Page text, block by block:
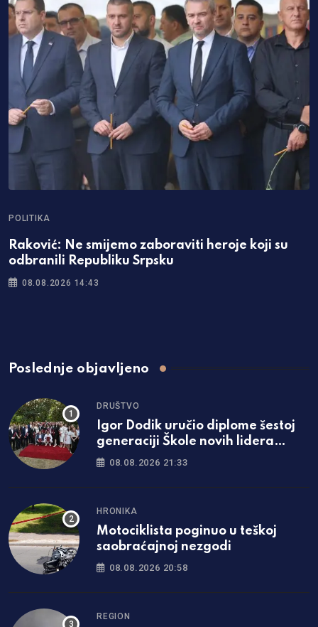
POLITIKA
Raković: Ne smijemo zaboraviti heroje koji su
odbranili Republiku Srpsku
08.08.2026 14:43
Poslednje objavljeno
DRUŠTVO
Igor Dodik uručio diplome šestoj
generaciji Škole novih lidera
SNSD-a: „Za Srpsku se najviše
08.08.2026 21:33
HRONIKA
Motociklista poginuo u teškoj
saobraćajnoj nezgodi
08.08.2026 20:58
REGION